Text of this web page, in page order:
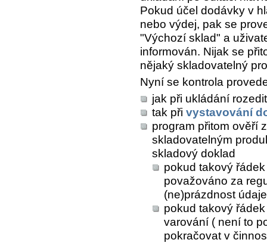
Pokud účel dodávky v
nebo výdej, pak se
"Výchozí sklad" a
informován. Nijak se
nějaký skladovatelný
Nyní se kontrola
jak při ukládání
tak při vystavování
program přitom ověří
skladovatelným
skladový doklad
pokud takový
považováno za
(ne)prázdnost
pokud takový
varování ( není to
pokračovat v